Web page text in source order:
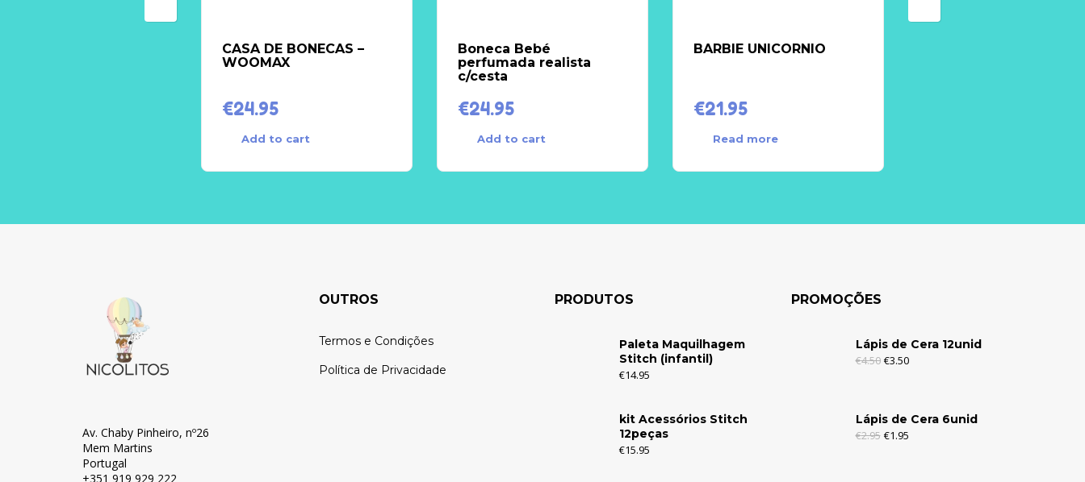
CASA DE BONECAS –
WOOMAX
€24.95
Add to cart
Boneca Bebé
perfumada realista
c/cesta
€24.95
Add to cart
BARBIE UNICORNIO
€21.95
Read more
Av. Chaby Pinheiro, nº26
Mem Martins
Portugal
+351 919 929 222
OUTROS
Termos e Condições
Política de Privacidade
PRODUTOS
Paleta Maquilhagem
Stitch (infantil)
€14.95
kit Acessórios Stitch
12peças
€15.95
PROMOÇÕES
Lápis de Cera 12unid
€4.50 €3.50
Lápis de Cera 6unid
€2.95 €1.95